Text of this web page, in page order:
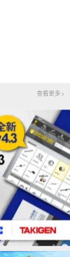
查看更多